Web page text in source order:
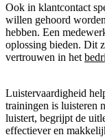
Ook in klantcontact
willen gehoord
hebben. Een
oplossing bieden. Dit
vertrouwen in het
Luistervaardigheid
trainingen is luisteren
luistert, begrijpt de
effectiever en